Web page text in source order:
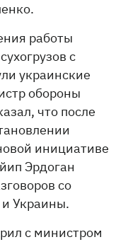
работы
с
украинские
обороны
что после
инициативе
Эрдоган
со
Украины.
с министром